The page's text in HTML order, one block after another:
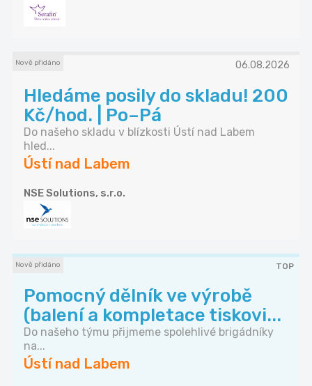
Nově přidáno 06.08.2026
Hledáme posily do skladu! 200
Kč/hod. | Po–Pá
Do našeho skladu v blízkosti Ústí nad Labem
hled...
Ústí nad Labem
NSE Solutions, s.r.o.
Nově přidáno TOP
Pomocný dělník ve výrobě
(balení a kompletace tiskovi...
Do našeho týmu přijmeme spolehlivé brigádníky
na...
Ústí nad Labem